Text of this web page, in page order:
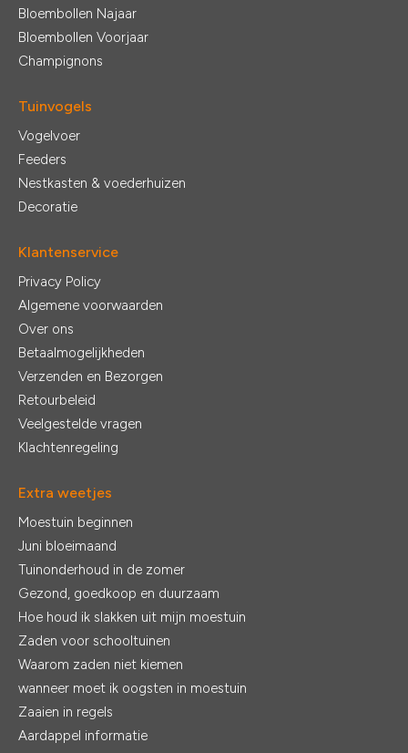
Bloembollen Najaar
Bloembollen Voorjaar
Champignons
Tuinvogels
Vogelvoer
Feeders
Nestkasten & voederhuizen
Decoratie
Klantenservice
Privacy Policy
Algemene voorwaarden
Over ons
Betaalmogelijkheden
Verzenden en Bezorgen
Retourbeleid
Veelgestelde vragen
Klachtenregeling
Extra weetjes
Moestuin beginnen
Juni bloeimaand
Tuinonderhoud in de zomer
Gezond, goedkoop en duurzaam
Hoe houd ik slakken uit mijn moestuin
Zaden voor schooltuinen
Waarom zaden niet kiemen
wanneer moet ik oogsten in moestuin
Zaaien in regels
Aardappel informatie